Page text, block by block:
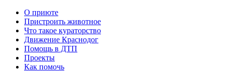
О приюте
Пристроить животное
Что такое кураторство
Движение Краснодог
Помощь в ДТП
Проекты
Как помочь